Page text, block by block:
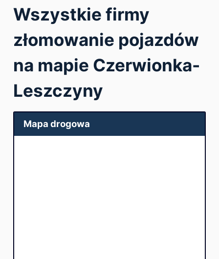
Wszystkie firmy
złomowanie pojazdów
na mapie Czerwionka-
Leszczyny
Mapa drogowa